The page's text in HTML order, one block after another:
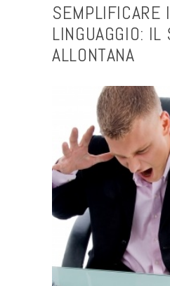
SEMPLIFICARE
LINGUAGGIO: IL
ALLONTANA